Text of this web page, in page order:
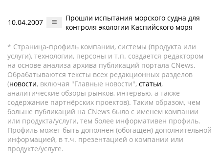
10.04.2007
Прошли испытания морского судна для
контроля экологии Каспийского моря
* Страница-профиль компании, системы (продукта или
услуги), технологии, персоны и т.п. создается редактором
на основе анализа архива публикаций портала CNews.
Обрабатываются тексты всех редакционных разделов
(новости, включая "Главные новости", статьи,
аналитические обзоры рынков, интервью, а также
содержание партнёрских проектов). Таким образом, чем
больше публикаций на CNews было с именем компании
или продукта/услуги, тем более информативен профиль.
Профиль может быть дополнен (обогащен) дополнительной
информацией, в т.ч. презентацией о компании или
продукте/услуге.